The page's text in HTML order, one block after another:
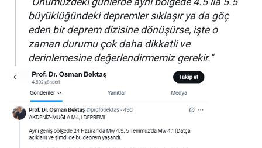
büyüklüğündeki depremler sıklaşır ya da göç
eden bir deprem dizisine dönüşürse, işte o
zaman durumu çok daha dikkatli ve
derinlemesine değerlendirmemiz gerekir."